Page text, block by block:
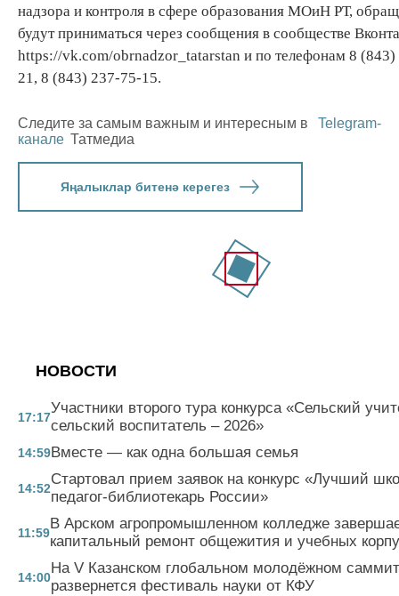
надзора и контроля в сфере образования МОиН РТ,
будут приниматься через сообщения в сообществе
https://vk.com/obrnadzor_tatarstan и по телефонам 8
21, 8 (843) 237-75-15.
Следите за самым важным и интересным в
Telegram-
канале Татмедиа
Яңалыклар битенә керегез
НОВОСТИ
17:17
Участники второго тура конкурса «Сельский
сельский воспитатель – 2026»
14:59Вместе — как одна большая семья
14:52
Стартовал прием заявок на конкурс «Лучший
педагог-библиотекарь России»
11:59
В Арском агропромышленном колледже
капитальный ремонт общежития и учебных
14:00
На V Казанском глобальном молодёжном
развернется фестиваль науки от КФУ